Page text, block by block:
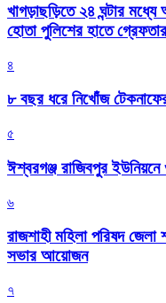
খাগড়াছড়িতে ২৪ ঘন্টার
হোতা পুলিশের হাতে
৪
৮ বছর ধরে নিখোঁজ
৫
ঈশ্বরগঞ্জ রাজিবপুর ইউনিয়নে
৬
রাজশাহী মহিলা পরিষদ
সভার আয়োজন
৭